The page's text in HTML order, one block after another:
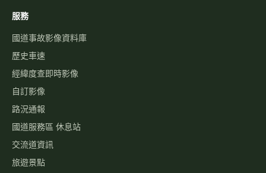
服務
國道事故影像資料庫
歷史車速
經緯度查即時影像
自訂影像
路況通報
國道服務區 休息站
交流道資訊
旅遊景點